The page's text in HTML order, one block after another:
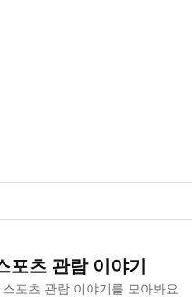
포츠 관람이야기
스포츠 관람 이야기를 모아봐요